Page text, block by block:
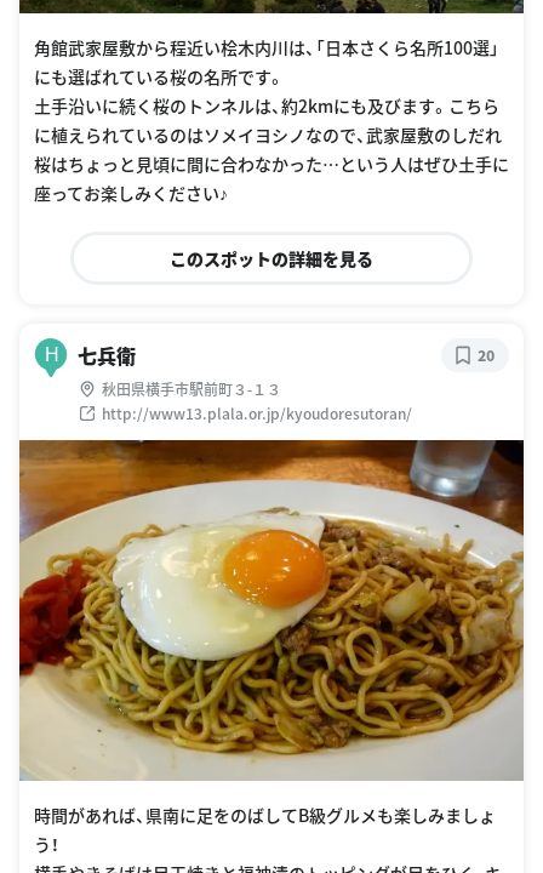
角館武家屋敷から程近い桧木内川は、「日本さくら名所100選」
にも選ばれている桜の名所です。
土手沿いに続く桜のトンネルは、約2kmにも及びます。こちら
に植えられているのはソメイヨシノなので、武家屋敷のしだれ
桜はちょっと見頃に間に合わなかった…という人はぜひ土手に
座ってお楽しみください♪
このスポットの詳細を見る
H 七兵衛
秋田県横手市駅前町３-１３
http://www13.plala.or.jp/kyoudoresutoran/
20
時間があれば、県南に足をのばしてB級グルメも楽しみましょ
う！